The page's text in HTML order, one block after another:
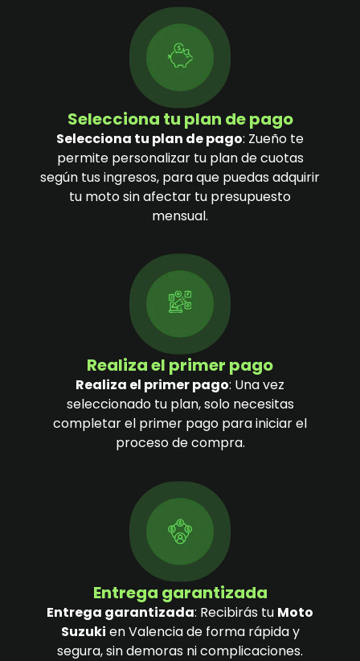
Selecciona tu plan de pago
Selecciona tu plan de pago: Zueño te
permite personalizar tu plan de cuotas
según tus ingresos, para que puedas adquirir
tu moto sin afectar tu presupuesto
mensual.
Realiza el primer pago
Realiza el primer pago: Una vez
seleccionado tu plan, solo necesitas
completar el primer pago para iniciar el
proceso de compra.
Entrega garantizada
Entrega garantizada: Recibirás tu Moto
Suzuki en Valencia de forma rápida y
segura, sin demoras ni complicaciones.